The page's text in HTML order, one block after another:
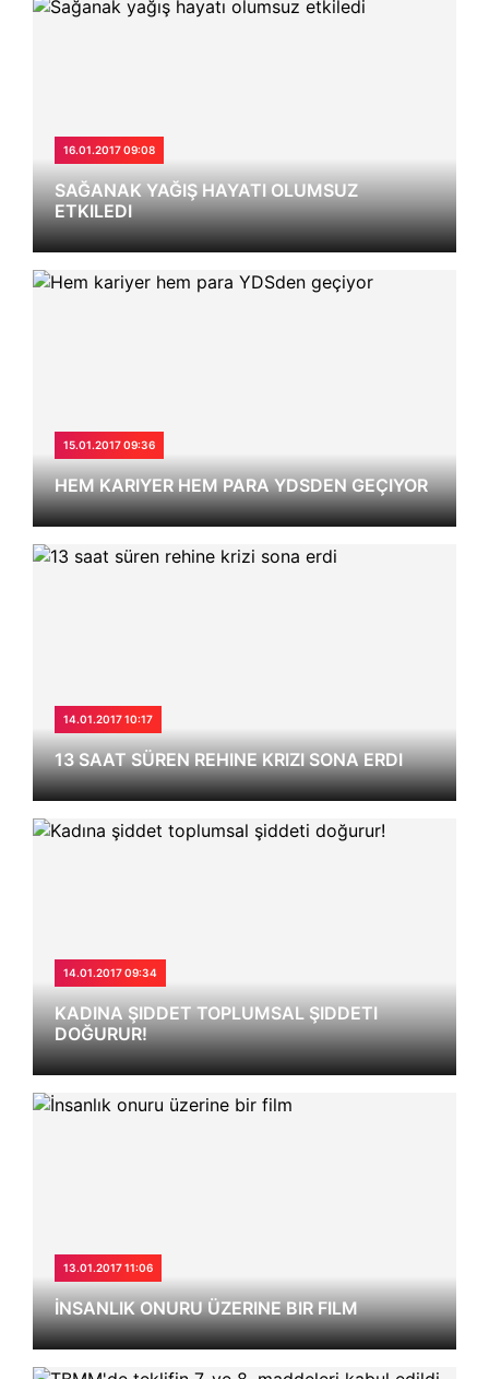
16.01.2017 09:08
SAĞANAK YAĞIŞ HAYATI OLUMSUZ
ETKILEDI
15.01.2017 09:36
HEM KARIYER HEM PARA YDSDEN GEÇIYOR
14.01.2017 10:17
13 SAAT SÜREN REHINE KRIZI SONA ERDI
14.01.2017 09:34
KADINA ŞIDDET TOPLUMSAL ŞIDDETI
DOĞURUR!
13.01.2017 11:06
İNSANLIK ONURU ÜZERINE BIR FILM